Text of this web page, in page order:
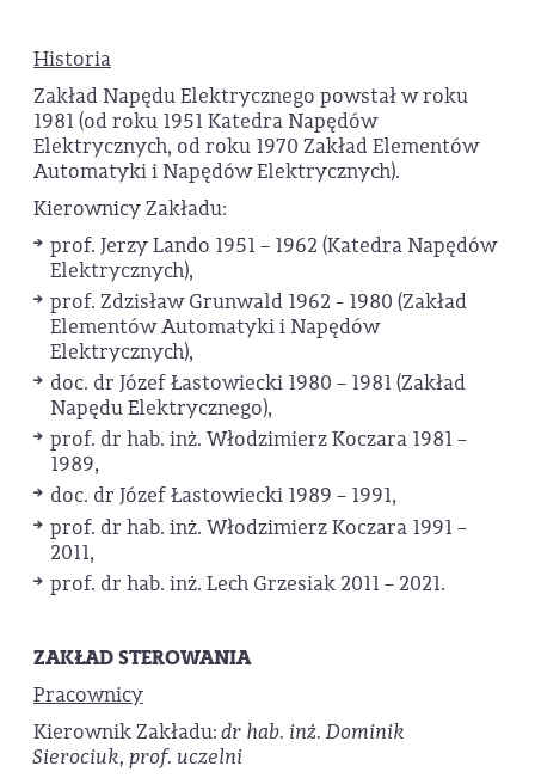
Historia
Zakład Napędu Elektrycznego powstał w roku
1981 (od roku 1951 Katedra Napędów
Elektrycznych, od roku 1970 Zakład Elementów
Automatyki i Napędów Elektrycznych).
Kierownicy Zakładu:
prof. Jerzy Lando 1951 – 1962 (Katedra Napędów
Elektrycznych),
prof. Zdzisław Grunwald 1962 - 1980 (Zakład
Elementów Automatyki i Napędów
Elektrycznych),
doc. dr Józef Łastowiecki 1980 – 1981 (Zakład
Napędu Elektrycznego),
prof. dr hab. inż. Włodzimierz Koczara 1981 –
1989,
doc. dr Józef Łastowiecki 1989 – 1991,
prof. dr hab. inż. Włodzimierz Koczara 1991 –
2011,
prof. dr hab. inż. Lech Grzesiak 2011 – 2021.
ZAKŁAD STEROWANIA
Pracownicy
Kierownik Zakładu:dr hab. inż. Dominik
Sierociuk, prof. uczelni